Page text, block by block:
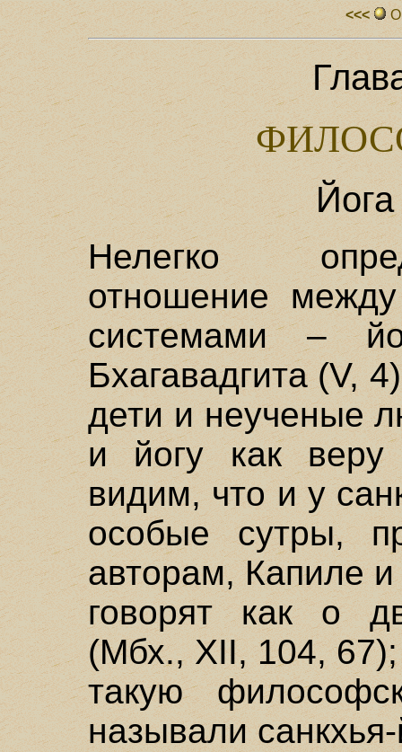
<<<
Йога
Нелегко
отношение
системами –
Бхагавадгита (V,
дети и неученые
и йогу как
видим, что и у
особые сутры,
авторам, Капиле
говорят как о
(Мбх., XII, 104,
такую
называли